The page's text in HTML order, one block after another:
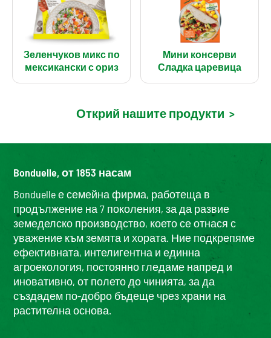
Зеленчуков микс по
мексикански с ориз
Мини консерви
Сладка царевица
Открий нашите продукти >
Bonduelle, от 1853 насам
Bonduelle е семейна фирма, работеща в
продължение на 7 поколения, за да развие
земеделско производство, което се отнася с
уважение към земята и хората. Ние подкрепяме
ефективната, интелигентна и единна
агроекология, постоянно гледаме напред и
иновативно, от полето до чинията, за да
създадем по-добро бъдеще чрез храни на
растителна основа.